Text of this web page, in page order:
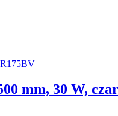
mm, 30 W,